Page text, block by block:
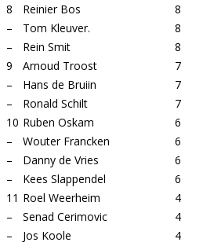
8
Reinier Bos 8
–
Tom Kleuver. 8
–
Rein Smit 8
9
Arnoud Troost 7
–
Hans de Bruiin 7
–
Ronald Schilt 7
10 Ruben Oskam 6
–
Wouter Francken 6
–
Danny de Vries 6
–
Kees Slappendel 6
11 Roel Weerheim 4
–
Senad Cerimovic 4
–
Jos Koole 4